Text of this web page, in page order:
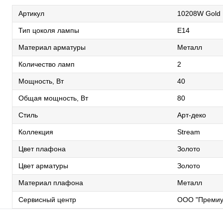
Артикул 10208W Gold
Тип цоколя лампы E14
Материал арматуры Металл
Количество ламп 2
Мощность, Вт 40
Общая мощность, Вт 80
Стиль Арт-деко
Коллекция Stream
Цвет плафона Золото
Цвет арматуры Золото
Материал плафона Металл
Сервисный центр ООО